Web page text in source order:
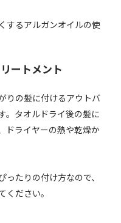
するアルガンオイルの使
ートメント
りの髪に付けるアウトバ
。タオルドライ後の髪に
ドライヤーの熱や乾燥か
たりの付け方なので、
ださい。